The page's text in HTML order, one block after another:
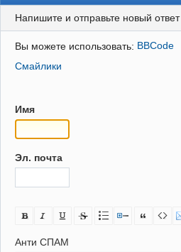
Напишите и отправьте новый ответ
Вы можете использовать: BBCode
Смайлики
Имя
Эл. почта
Анти СПАМ